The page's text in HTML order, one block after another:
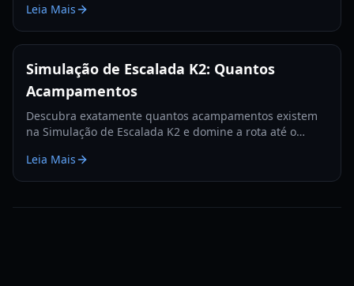
sobrevivência para 2026.
Leia Mais
Simulação de Escalada K2: Quantos
Acampamentos
Descubra exatamente quantos acampamentos existem
na Simulação de Escalada K2 e domine a rota até o
2026.
Leia Mais